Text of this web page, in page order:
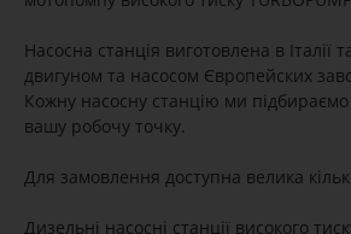
Насосна станція виготовлена в Італії
двигуном та насосом Європейских
Кожну насосну станцію ми підбираємо
вашу робочу точку.
Для замовлення доступна велика
Дизельні насосні станції високого